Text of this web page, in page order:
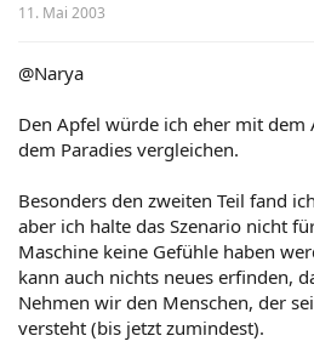
11. Mai 2003
@Narya
Den Apfel würde ich eher mit dem
dem Paradies vergleichen.
Besonders den zweiten Teil fand
aber ich halte das Szenario nicht
Maschine keine Gefühle haben
kann auch nichts neues erfinden,
Nehmen wir den Menschen, der
versteht (bis jetzt zumindest).